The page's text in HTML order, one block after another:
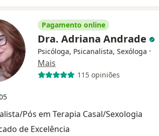
Pagamento online
Dra. Adriana Andrade
Psicóloga, Psicanalista, Sexóloga ·
Mais
115 opiniões
Pós em Terapia Casal/Sexologia
de Excelência